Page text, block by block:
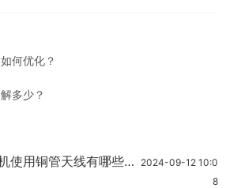
何优化？
多少？
使用铜管天线有哪些优
2024-09-12 10:0
8